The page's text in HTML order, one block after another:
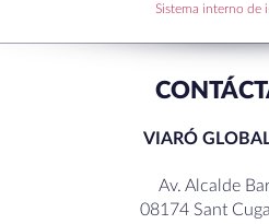
RECENT
Sistema interno de
VIARÓ
Av. Alcalde
08174 Sant